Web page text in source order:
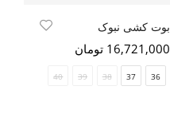
بوت کشی نبوک
16,721,000 تومان
36
37
38
39
40